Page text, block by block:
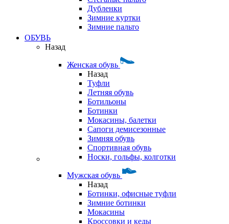
Дубленки
Зимние куртки
Зимние пальто
ОБУВЬ
Назад
Женская обувь
Назад
Туфли
Летняя обувь
Ботильоны
Ботинки
Мокасины, балетки
Сапоги демисезонные
Зимняя обувь
Спортивная обувь
Носки, гольфы, колготки
Мужская обувь
Назад
Ботинки, офисные туфли
Зимние ботинки
Мокасины
Кроссовки и кеды